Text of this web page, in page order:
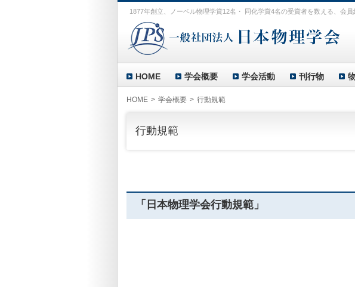
1877年創立、ノーベル物理学賞12名・ 同化学賞4名の受賞者を数える、会員
HOME 学会概要 学会活動 刊行物
HOME 学会概要 行動規範
行動規範
「日本物理学会行動規範」